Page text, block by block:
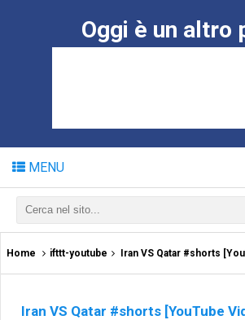
Oggi è un altro
MENU
Home ifttt-youtube Iran VS Qatar #shorts
Iran VS Qatar #shorts [YouTube